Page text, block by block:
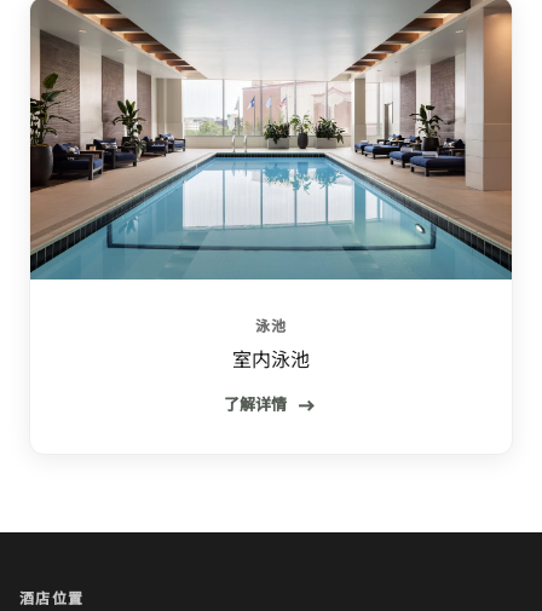
泳池
室内泳池
了解详情
酒店位置